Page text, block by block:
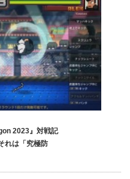
2023』対戦記
れは「究極防